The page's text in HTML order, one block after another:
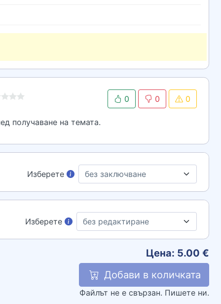
0 0 0
получаване на темата.
Изберете
Изберете
Цена: 5.00 €
Добави в количката
Файлът не е свързан. Пишете ни.